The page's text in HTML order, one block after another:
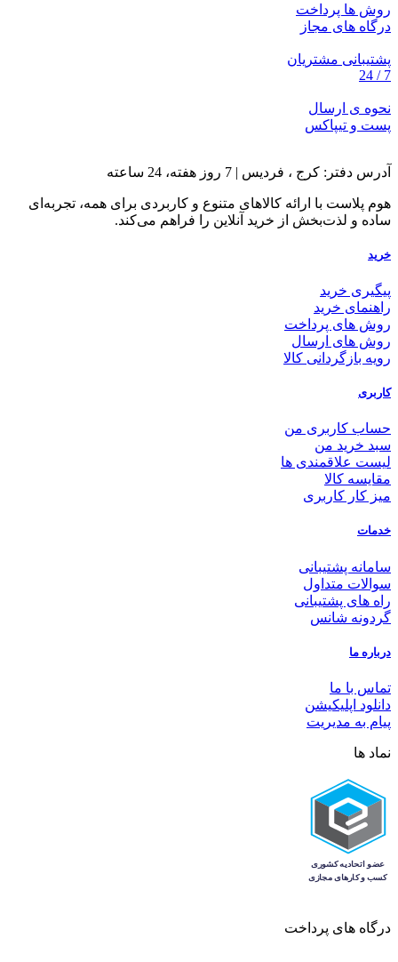
روش ها پرداخت
درگاه های مجاز
پشتیبانی مشتریان
7 / 24
نحوه ی ارسال
پست و تیپاکس
آدرس دفتر: کرج ، فردیس | 7 روز هفته، 24 ساعته
هوم پلاست با ارائه کالاهای متنوع و کاربردی برای همه، تجربه‌ای
ساده و لذت‌بخش از خرید آنلاین را فراهم می‌کند.
خرید
پیگیری خرید
راهنمای خرید
روش های پرداخت
روش های ارسال
رویه بازگردانی کالا
کاربری
حساب کاربری من
سبد خرید من
لیست علاقمندی ها
مقایسه کالا
میز کار کاربری
خدمات
سامانه پشتیبانی
سوالات متداول
راه های پشتیبانی
گردونه شانس
درباره ما
تماس با ما
دانلود اپلیکیشن
پیام به مدیریت
نماد ها
درگاه های پرداخت